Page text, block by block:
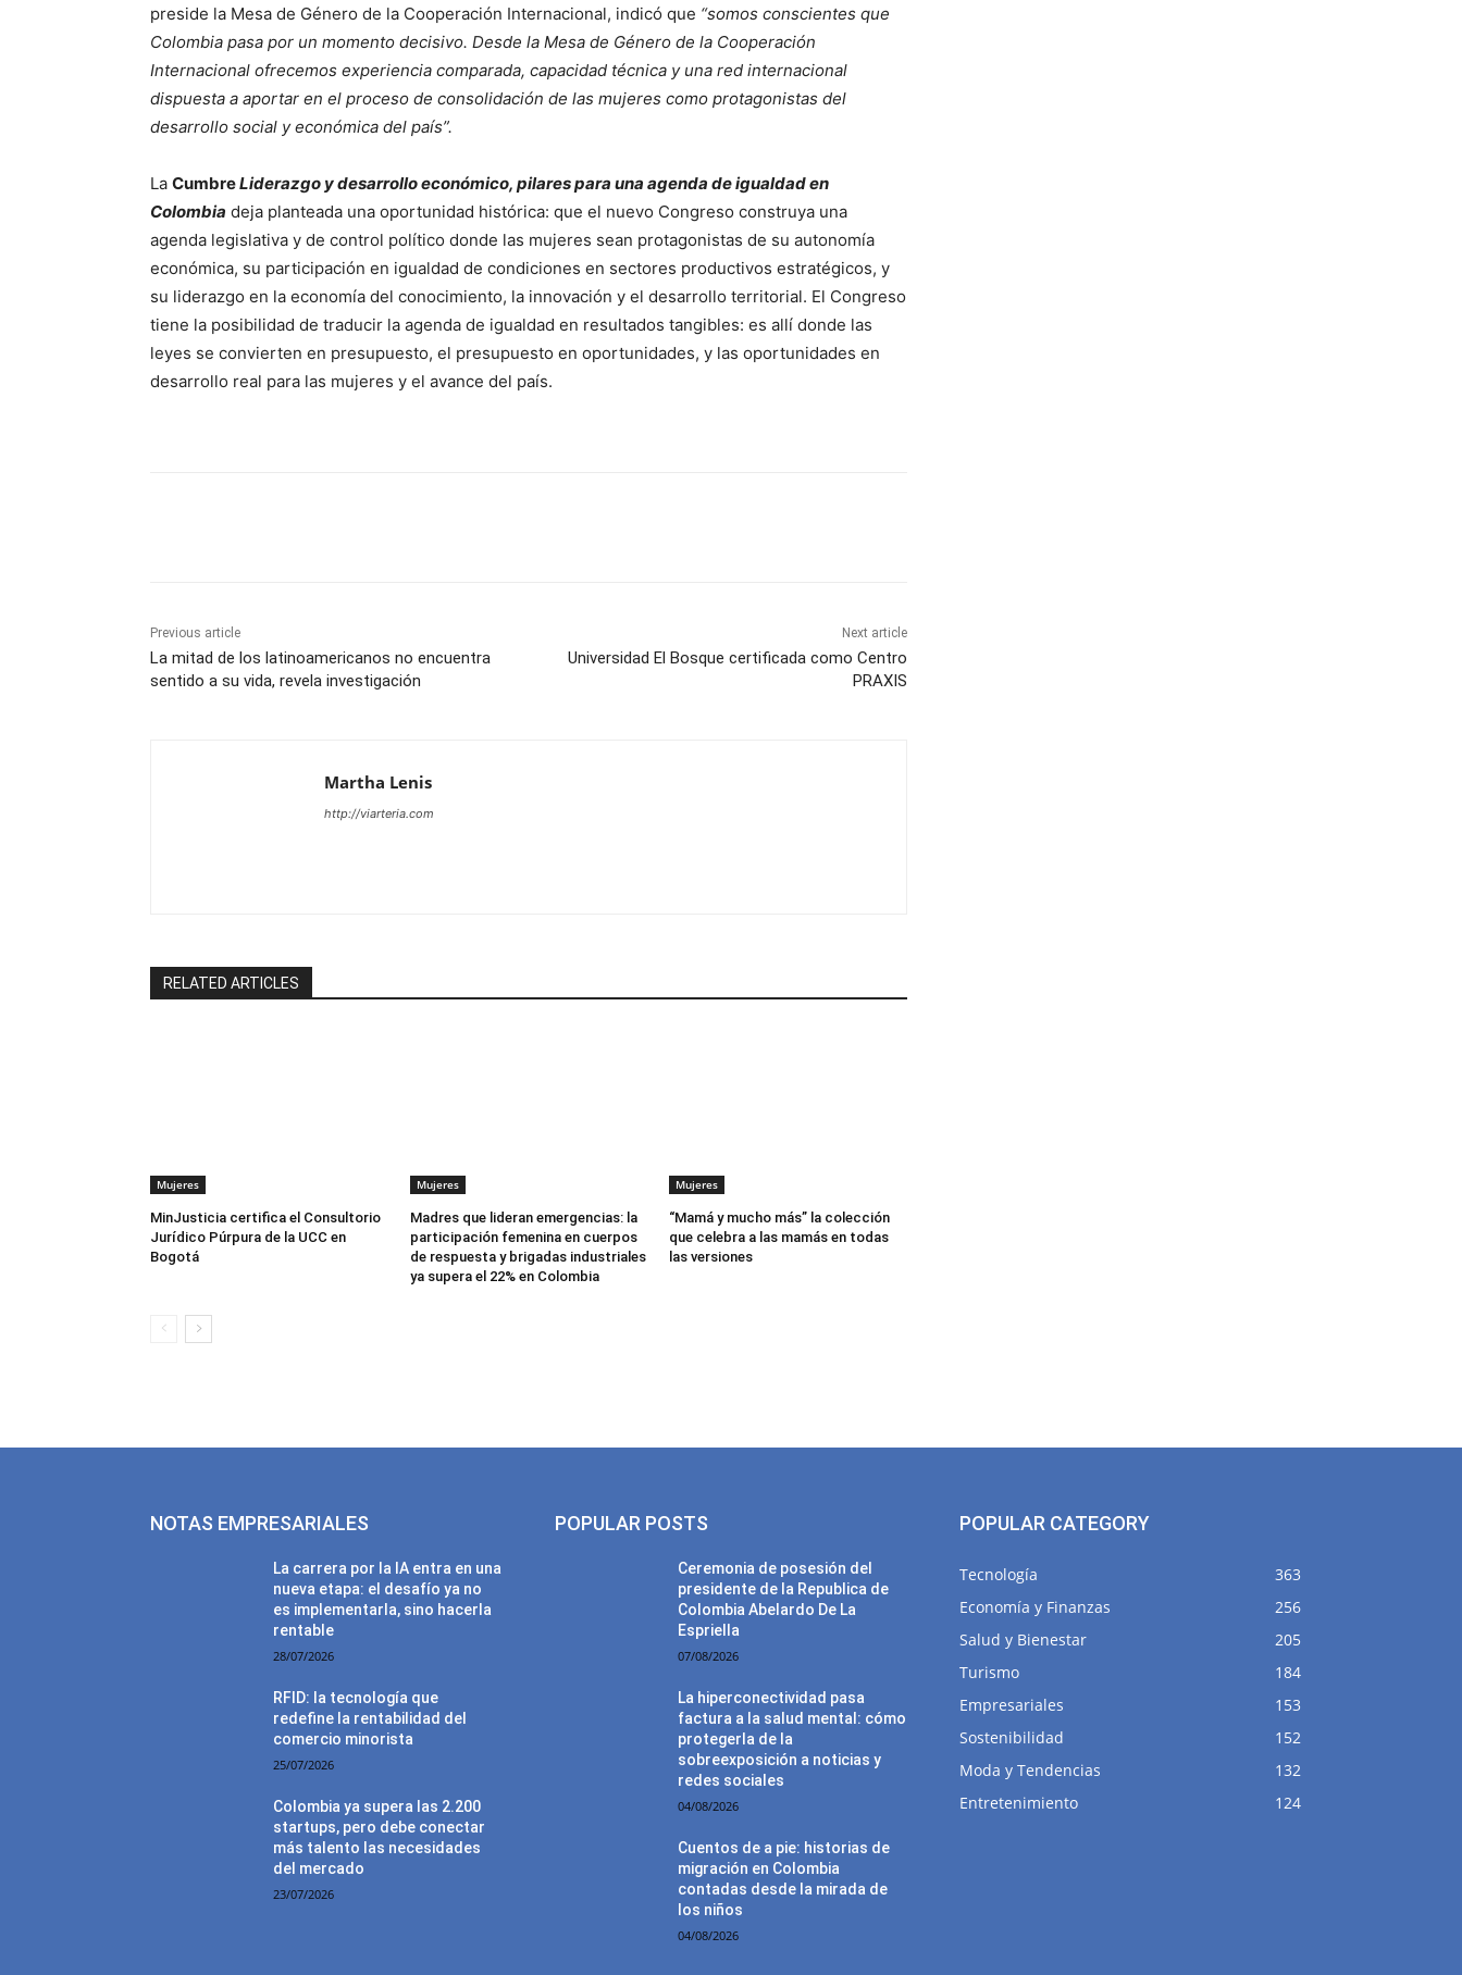
preside la Mesa de Género de la Cooperación Internacional, indicó que “somos conscientes que
Colombia pasa por un momento decisivo. Desde la Mesa de Género de la Cooperación
Internacional ofrecemos experiencia comparada, capacidad técnica y una red internacional
dispuesta a aportar en el proceso de consolidación de las mujeres como protagonistas del
desarrollo social y económica del país”.
La CumbreLiderazgo y desarrollo económico, pilares para una agenda de igualdad en
Colombia deja planteada una oportunidad histórica: que el nuevo Congreso construya una
agenda legislativa y de control político donde las mujeres sean protagonistas de su autonomía
económica, su participación en igualdad de condiciones en sectores productivos estratégicos, y
su liderazgo en la economía del conocimiento, la innovación y el desarrollo territorial. El Congreso
tiene la posibilidad de traducir la agenda de igualdad en resultados tangibles: es allí donde las
leyes se convierten en presupuesto, el presupuesto en oportunidades, y las oportunidades en
desarrollo real para las mujeres y el avance del país.
Previous article
La mitad de los latinoamericanos no encuentra
sentido a su vida, revela investigación
Next article
Universidad El Bosque certificada como Centro
PRAXIS
Martha Lenis
http://viarteria.com
RELATED ARTICLES
Mujeres
MinJusticia certifica el Consultorio
Jurídico Púrpura de la UCC en
Bogotá
Mujeres
Madres que lideran emergencias: la
participación femenina en cuerpos
de respuesta y brigadas industriales
ya supera el 22% en Colombia
Mujeres
“Mamá y mucho más” la colección
que celebra a las mamás en todas
las versiones
NOTAS EMPRESARIALES
La carrera por la IA entra en una
nueva etapa: el desafío ya no
es implementarla, sino hacerla
rentable
28/07/2026
RFID: la tecnología que
redefine la rentabilidad del
comercio minorista
25/07/2026
Colombia ya supera las 2.200
startups, pero debe conectar
más talento las necesidades
del mercado
23/07/2026
POPULAR POSTS
Ceremonia de posesión del
presidente de la Republica de
Colombia Abelardo De La
Espriella
07/08/2026
La hiperconectividad pasa
factura a la salud mental: cómo
protegerla de la
sobreexposición a noticias y
redes sociales
04/08/2026
Cuentos de a pie: historias de
migración en Colombia
contadas desde la mirada de
los niños
04/08/2026
POPULAR CATEGORY
Tecnología
363
Economía y Finanzas
256
Salud y Bienestar
205
Turismo
184
Empresariales
153
Sostenibilidad
152
Moda y Tendencias
132
Entretenimiento
124